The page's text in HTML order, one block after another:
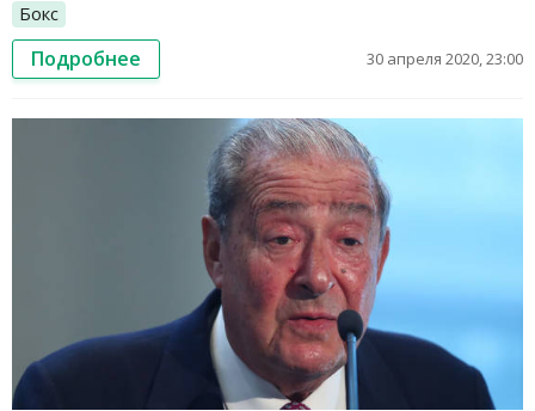
Бокс
Подробнее 30 апреля 2020, 23:00